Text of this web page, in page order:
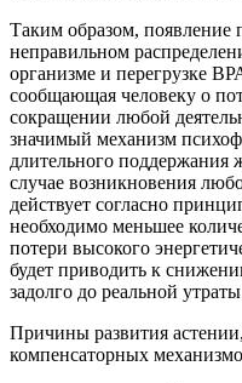
Таким образом, появление
неправильном
организме и перегрузке
сообщающая человеку о
сокращении любой
значимый механизм
длительного поддержания
случае возникновения
действует согласно
необходимо меньшее
потери высокого
будет приводить к
задолго до реальной
Причины развития
компенсаторных